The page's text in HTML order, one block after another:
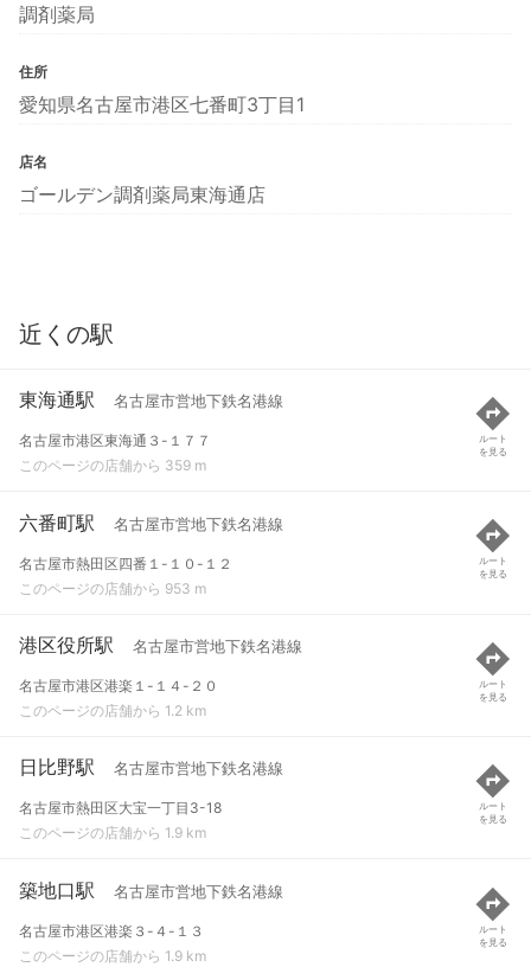
調剤薬局
住所
愛知県名古屋市港区七番町3丁目1
店名
ゴールデン調剤薬局東海通店
近くの駅
東海通駅 名古屋市営地下鉄名港線
名古屋市港区東海通３-１７７
このページの店舗から 359 m
ルート
を見る
六番町駅 名古屋市営地下鉄名港線
名古屋市熱田区四番１-１０-１２
このページの店舗から 953 m
ルート
を見る
港区役所駅 名古屋市営地下鉄名港線
名古屋市港区港楽１-１４-２０
このページの店舗から 1.2 km
ルート
を見る
日比野駅 名古屋市営地下鉄名港線
名古屋市熱田区大宝一丁目3-18
このページの店舗から 1.9 km
ルート
を見る
築地口駅 名古屋市営地下鉄名港線
名古屋市港区港楽３-４-１３
このページの店舗から 1.9 km
ルート
を見る